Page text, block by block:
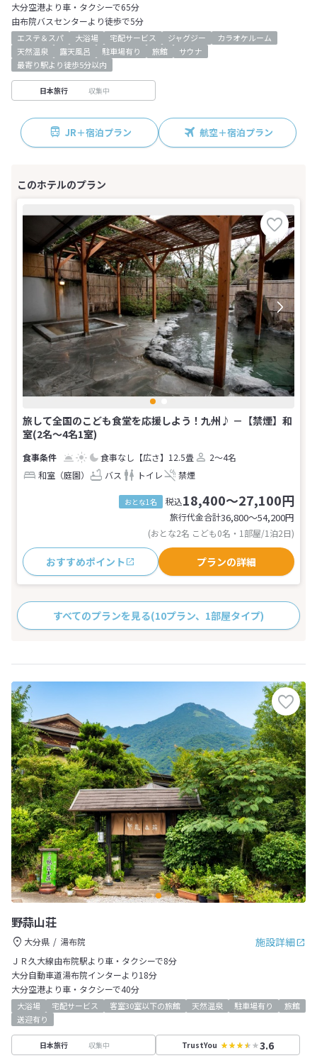
大分空港より車・タクシーで65分
由布院バスセンターより徒歩で5分
エステ＆スパ 大浴場 宅配サービス ジャグジー
カラオケルーム
天然温泉
露天風呂 駐車場有り 旅館
サウナ
最寄り駅より徒歩5分以内
日本旅行 収集中
JR＋宿泊プラン 航空＋宿泊プラン
旅して全国のこども食堂を応援しよう！九州♪ －【禁煙】和
室(2名～4名1室)
食事なし 【広さ】12.5畳
2～4名
和室（庭園）
バス トイレ 禁煙
おとな1名 税込18,400～27,100円
旅行代金合計36,800〜54,200円
(おとな2名 こども0名・1部屋/1泊2日)
おすすめポイント プランの詳細
すべてのプランを見る(10プラン、1部屋タイプ)
野蒜山荘
施設詳細
大分県
湯布院
ＪＲ久大線由布院駅より車・タクシーで8分
大分自動車道湯布院インターより18分
大分空港より車・タクシーで40分
大浴場 宅配サービス 客室30室以下の旅館 天然温泉 駐車場有り
旅館
送迎有り
日本旅行 収集中 TrustYou 3.6